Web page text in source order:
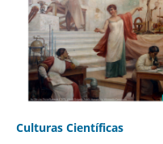
Culturas Científicas